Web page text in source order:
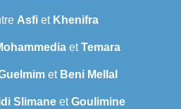
Asfiet Khenifra
etTemara
et Beni Mellal
SlimaneetGoulimine